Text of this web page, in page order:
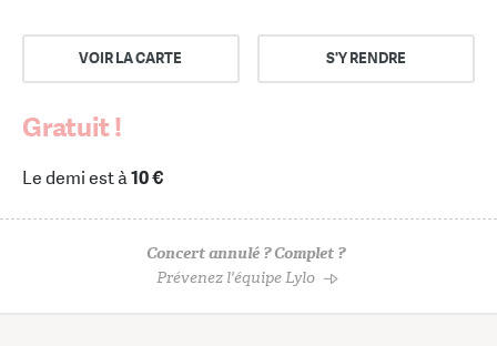
VOIR LA CARTE S'Y RENDRE
Gratuit !
Le demi est à10 €
Concert annulé ? Complet ?
Prévenez l'équipe Lylo